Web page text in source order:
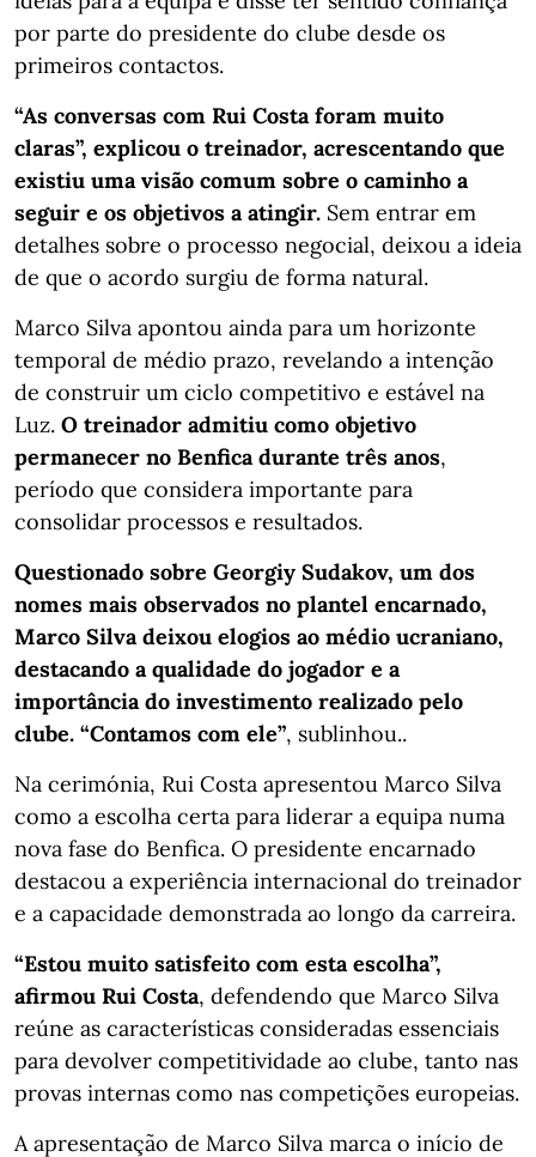
por parte do presidente do clube desde os
primeiros contactos.
“As conversas com Rui Costa foram muito
claras”, explicou o treinador, acrescentando que
existiu uma visão comum sobre o caminho a
seguir e os objetivos a atingir. Sem entrar em
detalhes sobre o processo negocial, deixou a ideia
de que o acordo surgiu de forma natural.
Marco Silva apontou ainda para um horizonte
temporal de médio prazo, revelando a intenção
de construir um ciclo competitivo e estável na
Luz. O treinador admitiu como objetivo
permanecer no Benfica durante três anos,
período que considera importante para
consolidar processos e resultados.
Questionado sobre Georgiy Sudakov, um dos
nomes mais observados no plantel encarnado,
Marco Silva deixou elogios ao médio ucraniano,
destacando a qualidade do jogador e a
importância do investimento realizado pelo
clube. “Contamos com ele”, sublinhou..
Na cerimónia, Rui Costa apresentou Marco Silva
como a escolha certa para liderar a equipa numa
nova fase do Benfica. O presidente encarnado
destacou a experiência internacional do treinador
e a capacidade demonstrada ao longo da carreira.
“Estou muito satisfeito com esta escolha”,
afirmou Rui Costa, defendendo que Marco Silva
reúne as características consideradas essenciais
para devolver competitividade ao clube, tanto nas
provas internas como nas competições europeias.
A apresentação de Marco Silva marca o início de